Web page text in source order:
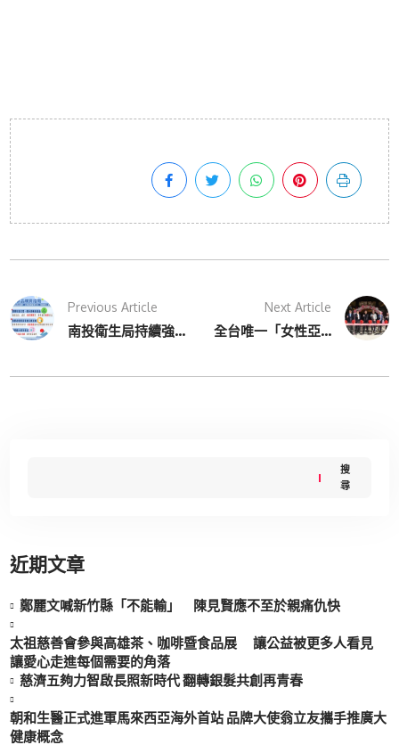
Previous Article
南投衛生局持續強...
Next Article
全台唯一「女性亞...
搜
尋
近期文章
鄭麗文喊新竹縣「不能輸」 陳見賢應不至於親痛仇快
太祖慈善會參與高雄茶、咖啡暨食品展 讓公益被更多人看見
讓愛心走進每個需要的角落
慈濟五夠力智啟長照新時代 翻轉銀髮共創再青春
朝和生醫正式進軍馬來西亞海外首站 品牌大使翁立友攜手推廣大
健康概念